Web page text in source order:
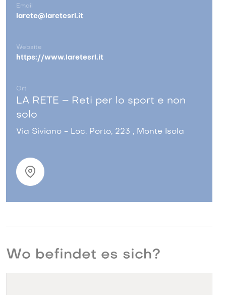
Email
larete@laretesrl.it
Website
https://www.laretesrl.it
Ort
LA RETE – Reti per lo sport e non
solo
Via Siviano - Loc. Porto, 223 , Monte Isola
Wo befindet es sich?